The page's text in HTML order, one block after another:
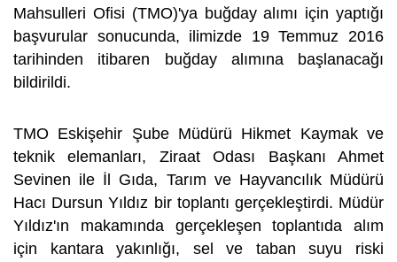
Mahsulleri Ofisi (TMO)'ya buğday alımı için yaptığı
başvurular sonucunda, ilimizde 19 Temmuz 2016
tarihinden itibaren buğday alımına başlanacağı
bildirildi.
TMO Eskişehir Şube Müdürü Hikmet Kaymak ve
teknik elemanları, Ziraat Odası Başkanı Ahmet
Sevinen ile İl Gıda, Tarım ve Hayvancılık Müdürü
Hacı Dursun Yıldız bir toplantı gerçekleştirdi. Müdür
Yıldız'ın makamında gerçekleşen toplantıda alım
için kantara yakınlığı, sel ve taban suyu riski